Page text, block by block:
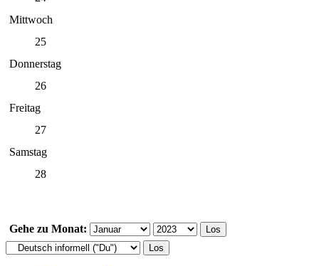
Mittwoch
25
Donnerstag
26
Freitag
27
Samstag
28
Gehe zu Monat: